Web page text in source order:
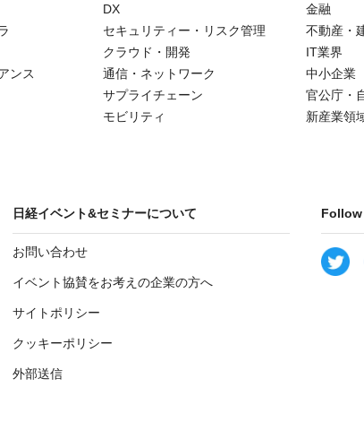
ンス
DX
セキュリティー・リスク管理
クラウド・開発
通信・ネットワーク
サプライチェーン
モビリティ
金融
不動産・
IT業界
中小企業
官公庁・
新産業領
日経イベント&セミナーについて
お問い合わせ
イベント協賛をお考えの企業の方へ
サイトポリシー
クッキーポリシー
外部送信